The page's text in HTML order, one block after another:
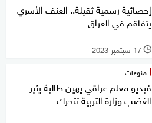
إحصائية رسمية ثقيلة.. العنف الأسري
يتفاقم في العراق
l 17 سبتمبر 2023
منوعات
فيديو معلم عراقي يهين طالبة يثير
الغضب وزارة التربية تتحرك